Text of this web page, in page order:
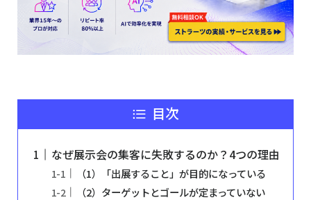
目次
なぜ展示会の集客に失敗するのか？4つの理由
（1）「出展すること」が目的になっている
（2）ターゲットとゴールが定まっていない